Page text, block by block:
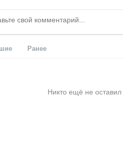
Ранее
Никто ещё не